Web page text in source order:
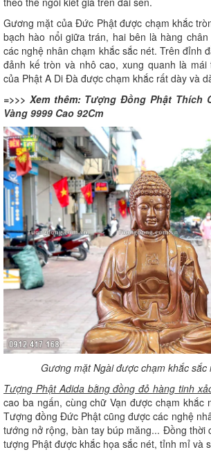
Gương mặt của Đức Phật được chạm khắc
bạch hào nổi giữa trán, hai bên là hàng
các nghệ nhân chạm khắc sắc nét. Trên đỉnh
đảnh kế tròn và nhô cao, xung quanh là
của Phật A Di Đà được chạm khắc rất dày và
=>>> Xem thêm: Tượng Đồng Phật Thích
Vàng 9999 Cao 92Cm
Gương mặt Ngài được chạm khắc sắc
Tượng Phật Adida bằng đồng đỏ hàng tinh
cao ba ngấn, cùng chữ Vạn được chạm khắc
Tượng đồng Đức Phật cũng được các nghệ
tướng nở rộng, bàn tay búp măng... Đồng thời
tượng Phật được khắc họa sắc nét, tỉnh mỉ và